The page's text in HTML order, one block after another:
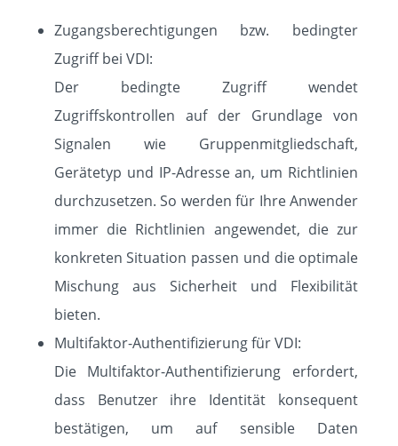
Zugangsberechtigungen bzw. bedingter
Zugriff bei VDI:
Der bedingte Zugriff wendet
Zugriffskontrollen auf der Grundlage von
Signalen wie Gruppenmitgliedschaft,
Gerätetyp und IP-Adresse an, um Richtlinien
durchzusetzen. So werden für Ihre Anwender
immer die Richtlinien angewendet, die zur
konkreten Situation passen und die optimale
Mischung aus Sicherheit und Flexibilität
bieten.
Multifaktor-Authentifizierung für VDI:
Die Multifaktor-Authentifizierung erfordert,
dass Benutzer ihre Identität konsequent
bestätigen, um auf sensible Daten